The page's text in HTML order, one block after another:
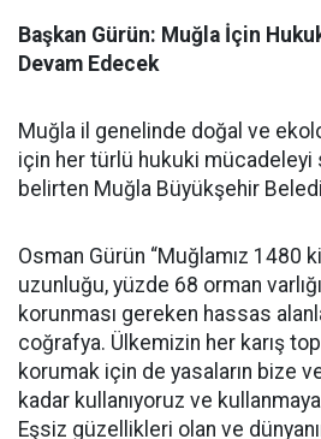
Başkan Gürün: Muğla İçin
Devam Edecek
Muğla il genelinde doğal ve
için her türlü hukuki mücadeleyi
belirten Muğla Büyükşehir
Osman Gürün “Muğlamız 1480
uzunluğu, yüzde 68 orman
korunması gereken hassas
coğrafya. Ülkemizin her karış
korumak için de yasaların bize
kadar kullanıyoruz ve
Eşsiz güzellikleri olan ve